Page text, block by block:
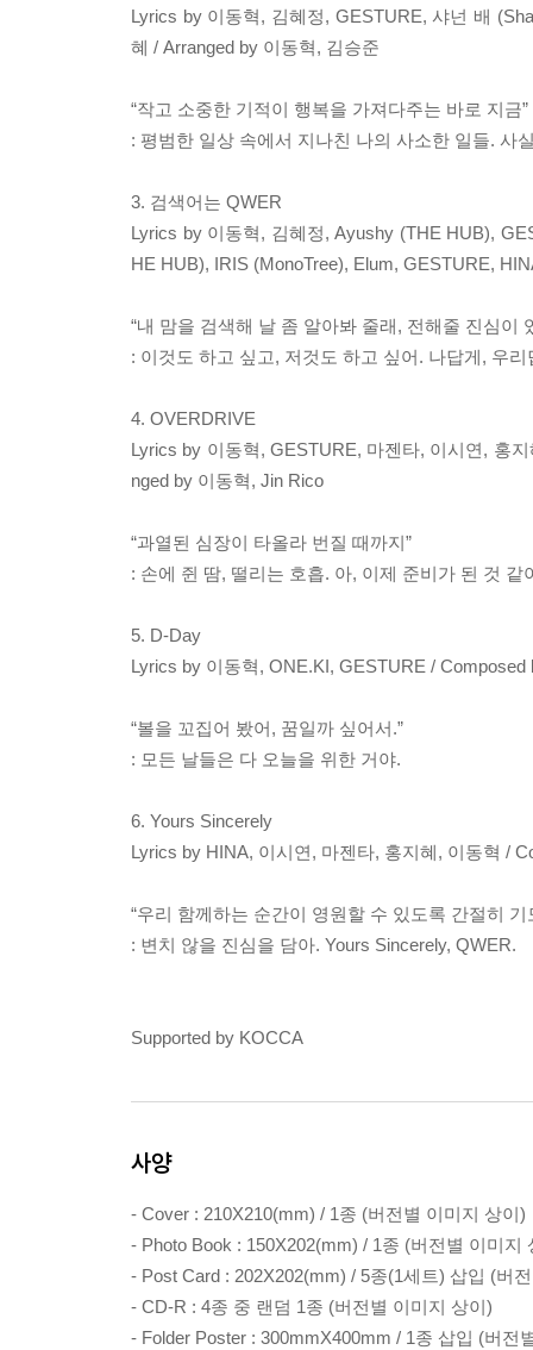
Lyrics by 이동혁, 김혜정, GESTURE, 샤넌 배
혜 / Arranged by 이동혁, 김승준
“작고 소중한 기적이 행복을 가져다주는 바로 지금”
: 평범한 일상 속에서 지나친 나의 사소한 일들. 사
3. 검색어는 QWER
Lyrics by 이동혁, 김혜정, Ayushy (THE HUB),
HE HUB), IRIS (MonoTree), Elum, GESTURE,
“내 맘을 검색해 날 좀 알아봐 줄래, 전해줄 진심이
: 이것도 하고 싶고, 저것도 하고 싶어. 나답게, 우리
4. OVERDRIVE
Lyrics by 이동혁, GESTURE, 마젠타, 이시연, 홍
nged by 이동혁, Jin Rico
“과열된 심장이 타올라 번질 때까지”
: 손에 쥔 땀, 떨리는 호흡. 아, 이제 준비가 된 것 같
5. D-Day
Lyrics by 이동혁, ONE.KI, GESTURE /
“볼을 꼬집어 봤어, 꿈일까 싶어서.”
: 모든 날들은 다 오늘을 위한 거야.
6. Yours Sincerely
Lyrics by HINA, 이시연, 마젠타, 홍지혜, 이동혁 /
“우리 함께하는 순간이 영원할 수 있도록 간절히 기
: 변치 않을 진심을 담아. Yours Sincerely, QWER.
Supported by KOCCA
사양
- Cover : 210X210(mm) / 1종 (버전별 이미지 상이)
- Photo Book : 150X202(mm) / 1종 (버전별 이미지
- Post Card : 202X202(mm) / 5종(1세트) 삽입 (버
- CD-R : 4종 중 랜덤 1종 (버전별 이미지 상이)
- Folder Poster : 300mmX400mm / 1종 삽입 (버전